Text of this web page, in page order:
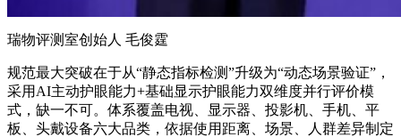
瑞物评测室创始人 毛俊霆
规范最大突破在于从“静态指标检测”升级为“动态场景验证”，
采用AI主动护眼能力+基础显示护眼能力双维度并行评价模
式，缺一不可。体系覆盖电视、显示器、投影机、手机、平
板、头戴设备六大品类，依据使用距离、场景、人群差异制定